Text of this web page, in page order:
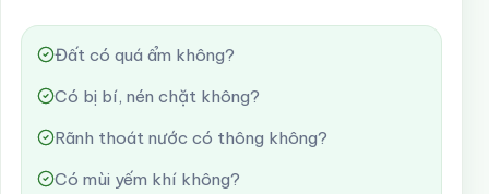
Đất có quá ẩm không?
Có bị bí, nén chặt không?
Rãnh thoát nước có thông không?
Có mùi yếm khí không?